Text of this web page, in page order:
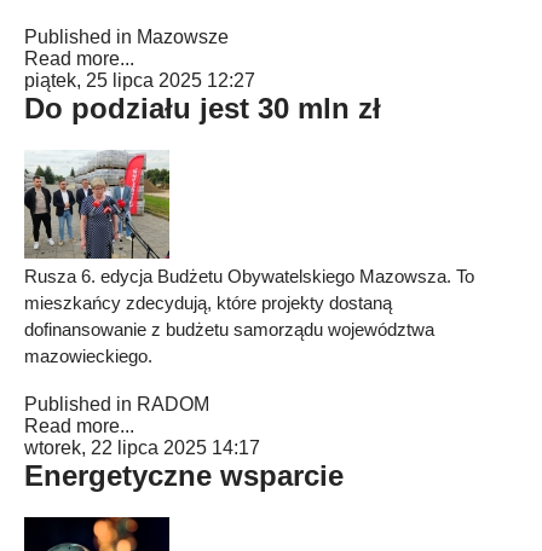
Published in Mazowsze
Read more...
piątek, 25 lipca 2025 12:27
Do podziału jest 30 mln zł
Rusza 6. edycja Budżetu Obywatelskiego Mazowsza. To
mieszkańcy zdecydują, które projekty dostaną
dofinansowanie z budżetu samorządu województwa
mazowieckiego.
Published in RADOM
Read more...
wtorek, 22 lipca 2025 14:17
Energetyczne wsparcie